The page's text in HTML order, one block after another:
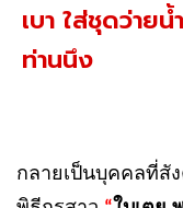
เบา ใส่ชุดว่าย
ท่านนึง
กลายเป็นบุคคลที่สั